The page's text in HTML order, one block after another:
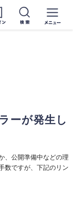
ーが発生し
、公開準備中などの理
数ですが、下記のリン